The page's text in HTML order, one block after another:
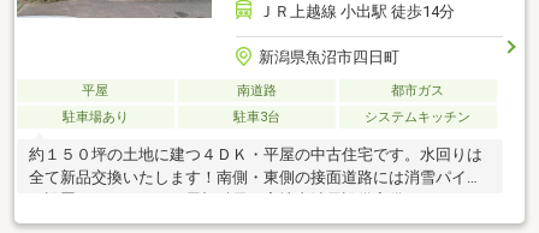
ＪＲ上越線 小出駅 徒歩14分
新潟県魚沼市四日町
平屋 南道路
都市ガス
駐車場あり
駐車3台 システムキッチン
約１５０坪の土地に建つ４ＤＫ・平屋の中古住宅です。水回りは
全て新品交換いたします！南側・東側の接面道路には消雪パイプ
雪の多い地域でも安心です。リフォーム工事は8月10日ごろ完了